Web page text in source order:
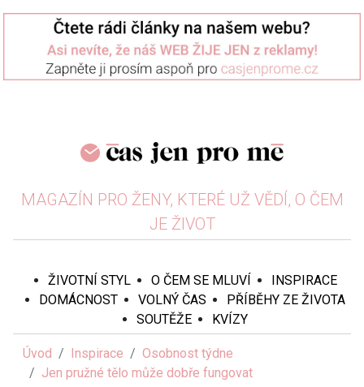
MAGAZÍN PRO ŽENY, KTERÉ UŽ VĚDÍ, O ČEM
JE ŽIVOT
ŽIVOTNÍ STYL O ČEM SE MLUVÍ
INSPIRACE
DOMÁCNOST
VOLNÝ ČAS
PŘÍBĚHY ZE ŽIVOTA
SOUTĚŽE
KVÍZY
Úvod Inspirace
Osobnost týdne
Jen pružné tělo může dobře fungovat